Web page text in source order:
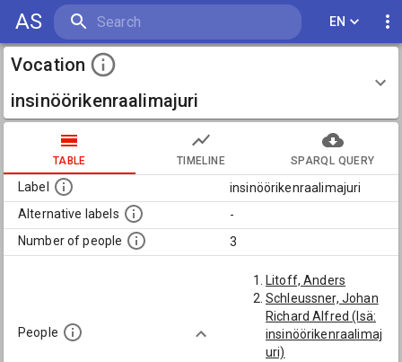
AS EN
Vocation
insinöörikenraalimajuri
TABLE TIMELINE SPARQL QUERY
Label
insinöörikenraalimajuri
Alternative labels
-
Number of people
3
People
Litoff, Anders
Schleussner, Johan
Richard Alfred (Isä:
insinöörikenraalimaj
uri)